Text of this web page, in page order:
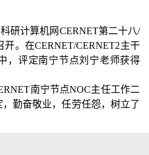
研计算机网CERNET第二十八/
开。在CERNET/CERNET2主干
，评定南宁节点刘宁老师获得
南宁节点NOC主任工作二
勤奋敬业，任劳任怨，树立了